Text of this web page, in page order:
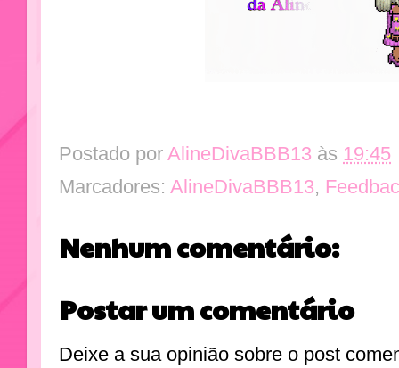
Postado por AlineDivaBBB13 às 19:45
Marcadores: AlineDivaBBB13,
Nenhum comentário:
Postar um comentário
Deixe a sua opinião sobre o post